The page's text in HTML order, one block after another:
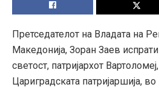
Претседателот на Владата на
Македонија, Зоран Заев
светост, патријархот
Цариградската патријаршија,